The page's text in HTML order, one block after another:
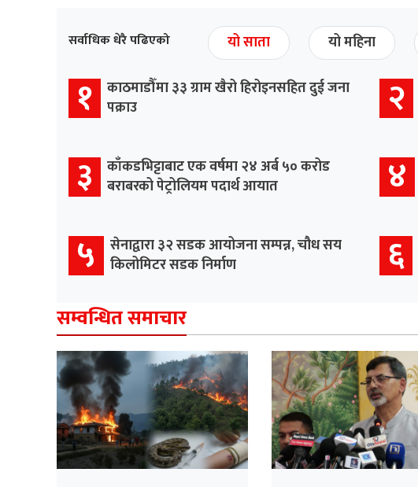
सर्वाधिक धेरै पढिएको यो साता यो महिना
१ काठमाडौँमा ३३ ग्राम खैरो हिरोइनसहित दुई जना
पक्राउ
२
३ काँकडभिट्टाबाट एक वर्षमा २४ अर्ब ५० करोड
बराबरको पेट्रोलियम पदार्थ आयात
४
५ सेनाद्वारा ३२ सडक आयोजना सम्पन्न, चौध सय
किलोमिटर सडक निर्माण
६
सम्वन्धित समाचार